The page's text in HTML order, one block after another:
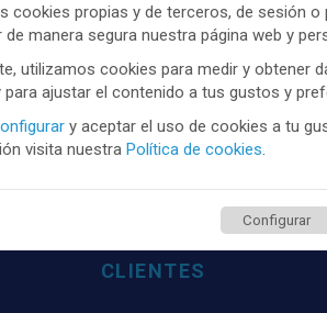
TENEMOS MUCHOS
aquípara poder ver todo el
CLIENTES
cookies propias y de terceros, de sesión o
manera segura nuestra página web y
utilizamos cookies para medir y obtener
para ajustar el contenido a tus gustos y
y aceptar el uso de cookies a tu
visita nuestra Política de cookies
Configurar